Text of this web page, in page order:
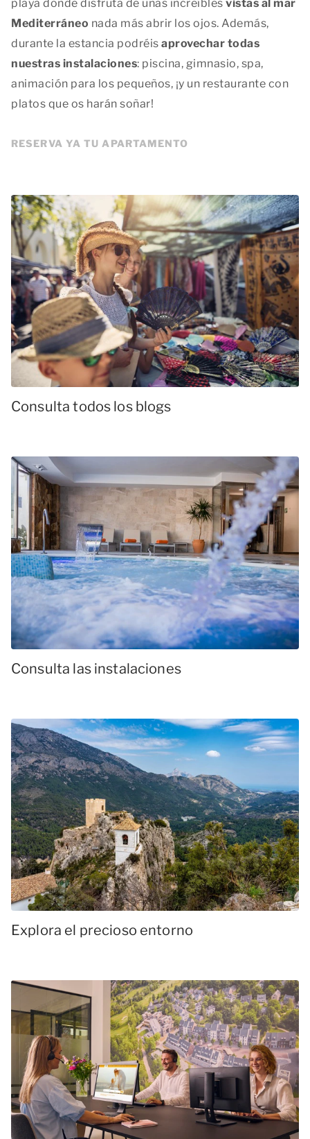
playa donde disfruta de unas increíbles vistas al mar
Mediterráneo nada más abrir los ojos. Además,
durante la estancia podréis aprovechar todas
nuestras instalaciones: piscina, gimnasio, spa,
animación para los pequeños, ¡y un restaurante con
platos que os harán soñar!
RESERVA YA TU APARTAMENTO
Consulta todos los blogs
Consulta las instalaciones
Explora el precioso entorno